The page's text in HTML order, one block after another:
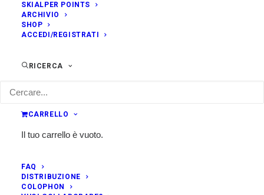
SKIALPER POINTS
ARCHIVIO
SHOP
ACCEDI/REGISTRATI
RICERCA
CARRELLO
Il tuo carrello è vuoto.
FAQ
DISTRIBUZIONE
COLOPHON